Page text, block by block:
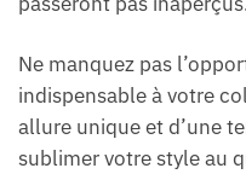
Ne manquez pas
indispensable à votre
allure unique et d’une
sublimer votre style au